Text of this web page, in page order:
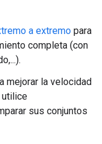
a extremo para
completa (con
mejorar la velocidad
utilice
sus conjuntos